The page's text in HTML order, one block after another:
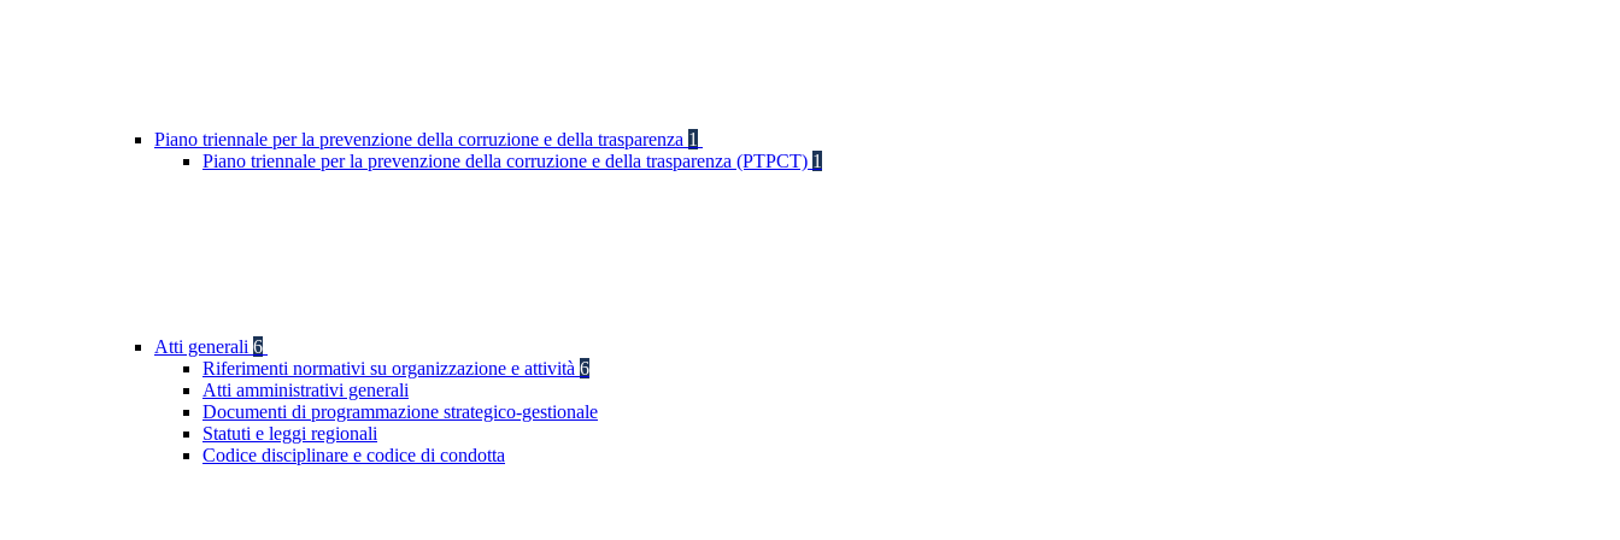
Piano triennale per la prevenzione della corruzione e della trasparenza 1
Piano triennale per la prevenzione della corruzione e della trasparenza (PTPCT) 1
Atti generali 6
Riferimenti normativi su organizzazione e attività 6
Atti amministrativi generali
Documenti di programmazione strategico-gestionale
Statuti e leggi regionali
Codice disciplinare e codice di condotta